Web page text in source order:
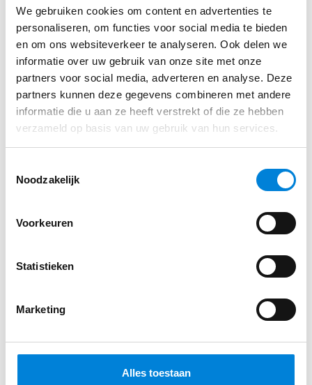
We gebruiken cookies om content en advertenties te
personaliseren, om functies voor social media te bieden
en om ons websiteverkeer te analyseren. Ook delen we
informatie over uw gebruik van onze site met onze
partners voor social media, adverteren en analyse. Deze
partners kunnen deze gegevens combineren met andere
informatie die u aan ze heeft verstrekt of die ze hebben
verzameld op basis van uw gebruik van hun services.
Noodzakelijk
Voorkeuren
Statistieken
Marketing
Alles toestaan